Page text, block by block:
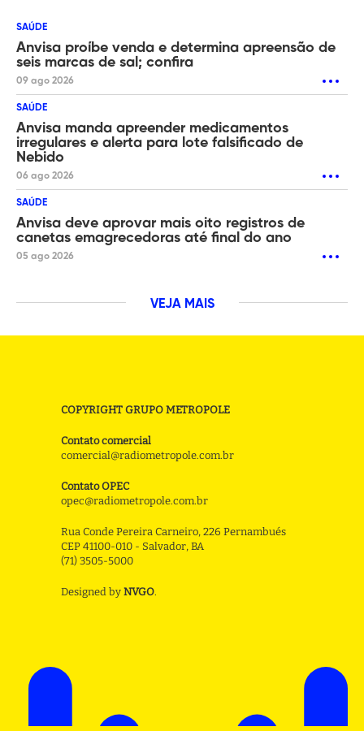
SAÚDE
Anvisa proíbe venda e determina apreensão de
seis marcas de sal; confira
09 ago 2026
SAÚDE
Anvisa manda apreender medicamentos
irregulares e alerta para lote falsificado de
Nebido
06 ago 2026
SAÚDE
Anvisa deve aprovar mais oito registros de
canetas emagrecedoras até final do ano
05 ago 2026
VEJA MAIS
COPYRIGHT GRUPO METROPOLE
Contato comercial
comercial@radiometropole.com.br
Contato OPEC
opec@radiometropole.com.br
Rua Conde Pereira Carneiro, 226 Pernambués
CEP 41100-010 - Salvador, BA
(71) 3505-5000
Designed by NVGO.